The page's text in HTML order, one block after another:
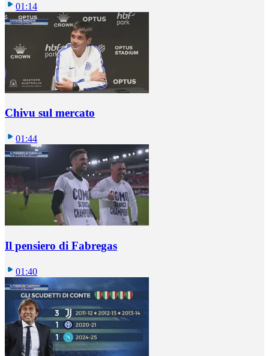
01:14
Chivu sul mercato
01:44
Il pensiero di Fabregas
01:40